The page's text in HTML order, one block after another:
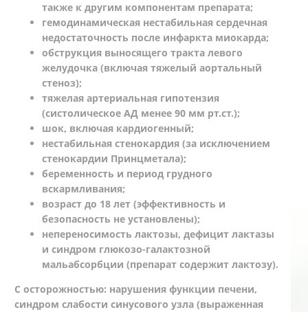
также к другим компонентам препарата;
гемодинамическая нестабильная сердечная
недостаточность после инфаркта миокарда;
обструкция выносящего тракта левого
желудочка (включая тяжелый аортальный
стеноз);
тяжелая артериальная гипотензия
(систолическое АД менее 90 мм рт.ст.);
шок, включая кардиогенный;
нестабильная стенокардия (за исключением
стенокардии Принцметала);
беременность и период грудного
вскармливания;
возраст до 18 лет (эффективность и
безопасность не установлены);
непереносимость лактозы, дефицит лактазы
и синдром глюкозо-галактозной
мальабсорбции (препарат содержит лактозу).
С осторожностью: нарушения функции печени,
синдром слабости синусового узла (выраженная